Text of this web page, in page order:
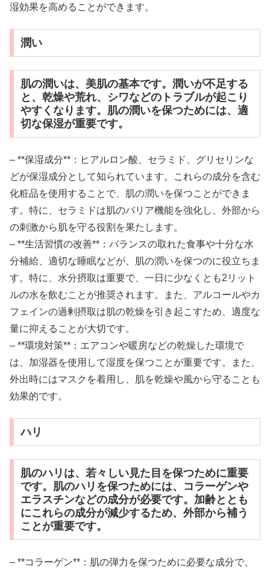
湿効果を高めることができます。
潤い
肌の潤いは、美肌の基本です。潤いが不足する
と、乾燥や荒れ、シワなどのトラブルが起こり
やすくなります。肌の潤いを保つためには、適
切な保湿が重要です。
– **保湿成分**：ヒアルロン酸、セラミド、グリセリンな
どが保湿成分として知られています。これらの成分を含む
化粧品を使用することで、肌の潤いを保つことができま
す。特に、セラミドは肌のバリア機能を強化し、外部から
の刺激から肌を守る役割を果たします。
– **生活習慣の改善**：バランスの取れた食事や十分な水
分補給、適切な睡眠などが、肌の潤いを保つのに役立ちま
す。特に、水分摂取は重要で、一日に少なくとも2リット
ルの水を飲むことが推奨されます。また、アルコールやカ
フェインの過剰摂取は肌の乾燥を引き起こすため、適度な
量に抑えることが大切です。
– **環境対策**：エアコンや暖房などの乾燥した環境で
は、加湿器を使用して湿度を保つことが重要です。また、
外出時にはマスクを着用し、肌を乾燥や風から守ることも
効果的です。
ハリ
肌のハリは、若々しい見た目を保つために重要
です。肌のハリを保つためには、コラーゲンや
エラスチンなどの成分が必要です。加齢ととも
にこれらの成分が減少するため、外部から補う
ことが重要です。
– **コラーゲン**：肌の弾力を保つために必要な成分で、